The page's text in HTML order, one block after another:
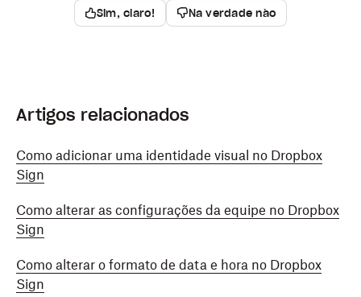
Sim, claro! Na verdade não
Artigos relacionados
Como adicionar uma identidade visual no Dropbox
Sign
Como alterar as configurações da equipe no Dropbox
Sign
Como alterar o formato de data e hora no Dropbox
Sign